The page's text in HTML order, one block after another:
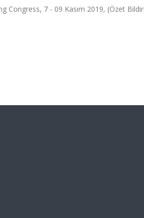
Congress, 7 - 09 Kasım 2019, (Özet